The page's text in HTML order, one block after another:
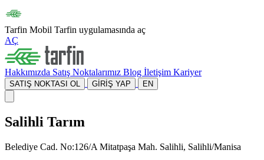
Tarfin Mobil Tarfin uygulamasında aç
AÇ
Hakkımızda Satış Noktalarımız Blog İletişim Kariyer
SATIŞ NOKTASI OL GİRİŞ YAP EN
Salihli Tarım
Belediye Cad. No:126/A Mitatpaşa Mah. Salihli, Salihli/Manisa